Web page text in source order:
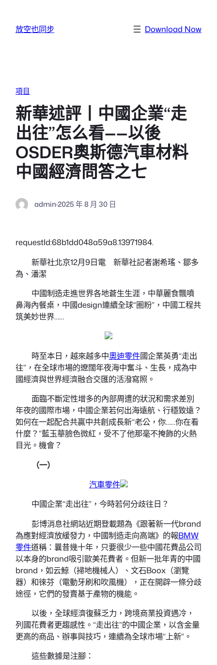
放空也同步 Download Now
項目
新華述評丨中國企業“走
出往”怎么看——以後
OSDER奧斯德汽車材料
中國經濟問答之七
admin·2025 年 8 月 30 日
requestId:68b1dd048a59a8.13971984.
新華社北京12月9日電 新華社記者謝希瑤、鄒多
為、潘潔
中國制造走進世界各地蒼生生涯，中華麗食飄噴
鼻海內餐桌，中國design連續全球“圈粉”，中國工程共
筑美妙世界……
時至本日，越來越多中奧迪零件國企業英勇“走出
往”，在全球市場的遼闊年夜海中奮斗、生長，成為中
國經濟與世界經濟融合交匯的活潑寫照。
面臨不斷定性增多的內部周遭的狀況和需求差別
年夜的國際市場，中國企業若何出海遠航、行穩致遠？
如何在一起配合共贏中共創成長新“老公，你……你在看
什麼？”藍玉華臉色微紅，受不了他那毫不掩飾的火熱
目光。機會？
（一）
汽車零件
中國企業“走出往”，今時若何分歧往日？
彭博消息社網站近期登載題為《跟著新一代brand
為應對經濟放緩發力，中國制造走向高端》的報BMW
零件道稱：曩昔幾十年，只要很少一些中國花費品公司
以本身的brand吸引歐美花費者。但新一批年青的中國
brand，如云鯨（掃地機械人）、文石Boox（瀏覽
器）和徠芬（電動牙刷和吹風機），正在開辟一條分歧
途徑，它們的發賣基于產物的機能。
以後，全球經濟復蘇乏力，跨境商業投資遇冷，
列國花費者更趨感性。“走出往”的中國企業，以含金量
更高的商品、辦事與技巧，連續為全球市場“上新”。
這些數據是注腳：